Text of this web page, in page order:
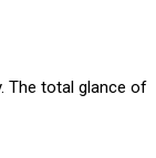
The total glance of